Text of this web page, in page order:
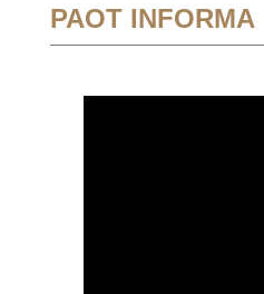
PAOT INFORMA